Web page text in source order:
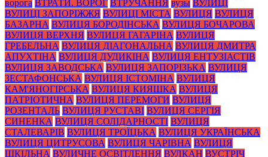
ворога ВТРАТИ. ВОРОГ ВТРУЧАННЯ вузы ВУЛИЦІ
ВУЛИЦІ ЗАПОРІЖЖЯ ВУЛИЦІ МІСТА ВУЛИЦЯ ВУЛИЦЯ
БАЗАРНА ВУЛИЦЯ БОРОДІНСЬКА ВУЛИЦЯ БОЧАРОВА
ВУЛИЦЯ ВЕРХНЯ ВУЛИЦЯ ГАГАРІНА ВУЛИЦЯ
ГРЕБЕЛЬНА ВУЛИЦЯ ДІАГОНАЛЬНА ВУЛИЦЯ ДМИТРА
АПУХТІНА ВУЛИЦЯ ДУДИКІНА ВУЛИЦЯ ЕНТУЗІАСТІВ
ВУЛИЦЯ ЗАВОДСЬКА ВУЛИЦЯ ЗАПОРІЗЬКА ВУЛИЦЯ
ЗЕСТАФОНСЬКА ВУЛИЦЯ ІСТОМІНА ВУЛИЦЯ
КАМ'ЯНОГІРСЬКА ВУЛИЦЯ КИЯШКА ВУЛИЦЯ
ПАТРІОТИЧНА ВУЛИЦЯ ПЕРЕМОГИ ВУЛИЦЯ
РОЗЕНТАЛЬ ВУЛИЦЯ РУСТАВІ ВУЛИЦЯ СЕРГІЯ
СИНЕНКА ВУЛИЦЯ СОЛІДАРНОСТІ ВУЛИЦЯ
СТАЛЕВАРІВ ВУЛИЦЯ ТРОЇЦЬКА ВУЛИЦЯ УКРАЇНСЬКА
ВУЛИЦЯ ЦИТРУСОВА ВУЛИЦЯ ЧАРІВНА ВУЛИЦЯ
ШКІЛЬНА ВУЛИЧНЕ ОСВІТЛЕННЯ ВУЛКАН ВУСТРІЧ